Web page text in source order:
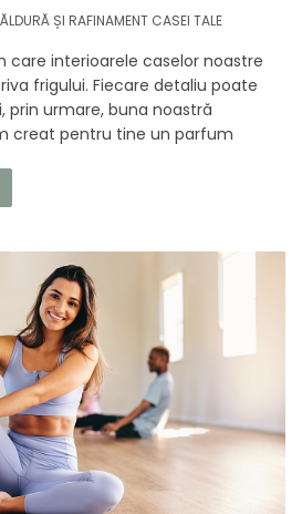
ȘI RAFINAMENT CASEI TALE
care interioarele caselor noastre
frigului. Fiecare detaliu poate
urmare, buna noastră
creat pentru tine un parfum
cu căldura și magia aromelor de
combină notele picante și
face să vrei ca momentele
dureze mai mult timp.